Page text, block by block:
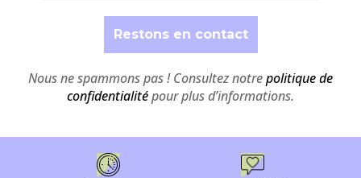
Nous ne spammons pas ! Consultez notrepolitique de
confidentialitépour plus d’informations.